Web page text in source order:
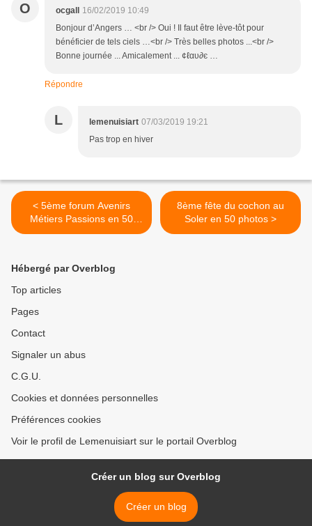
O ocgall
16/02/2019 10:49
Bonjour d’Angers … <br /> Oui ! Il faut être lève-tôt pour
bénéficier de tels ciels …<br /> Très belles photos ...<br />
Bonne journée ... Amicalement ... ¢ℓαυ∂є …
Répondre
L lemenuisiart 07/03/2019 19:21
Pas trop en hiver
< 5ème forum Avenirs
Métiers Passions en 50
photos
8ème fête du cochon au
Soler en 50 photos >
Hébergé par Overblog
Top articles
Pages
Contact
Signaler un abus
C.G.U.
Cookies et données personnelles
Préférences cookies
Voir le profil de Lemenuisiart sur le portail Overblog
Créer un blog sur Overblog
Créer un blog